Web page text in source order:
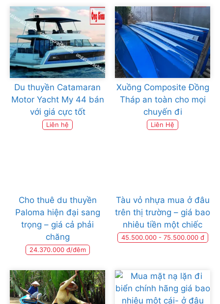
Du thuyền Catamaran
Motor Yacht My 44 bán
với giá cực tốt
Liên hệ
Xuồng Composite Đồng
Tháp an toàn cho mọi
chuyến đi
Liên Hệ
Cho thuê du thuyền
Paloma hiện đại sang
trọng – giá cả phải
chăng
24.370.000 đ/đêm
Tàu vỏ nhựa mua ở đâu
trên thị trường – giá bao
nhiêu tiền một chiếc
45.500.000 - 75.500.000 đ